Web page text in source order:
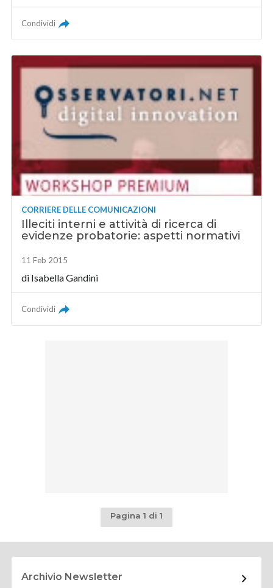
Condividi
CORRIERE DELLE COMUNICAZIONI
Illeciti interni e attività di ricerca di
evidenze probatorie: aspetti normativi
11 Feb 2015
di Isabella Gandini
Condividi
Pagina 1 di 1
Archivio Newsletter